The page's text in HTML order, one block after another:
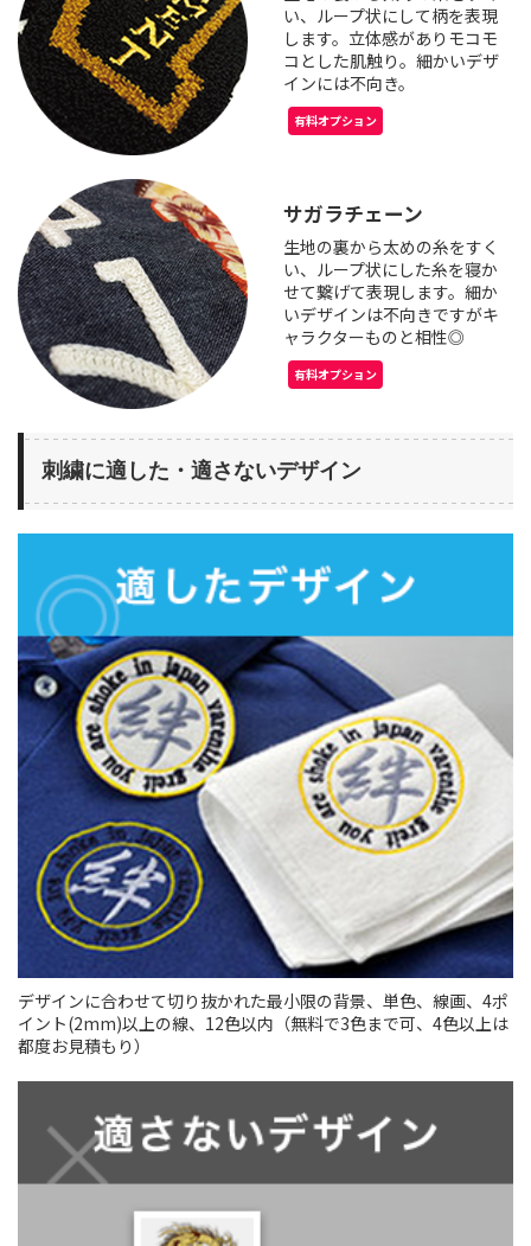
い、ループ状にして柄を表現
します。立体感がありモコモ
コとした肌触り。細かいデザ
インには不向き。
有料オプション
サガラチェーン
生地の裏から太めの糸をすく
い、ループ状にした糸を寝か
せて繋げて表現します。細か
いデザインは不向きですがキ
ャラクターものと相性◎
有料オプション
刺繍に適した・適さないデザイン
デザインに合わせて切り抜かれた最小限の背景、単色、線画、4ポ
イント(2mm)以上の線、12色以内（無料で3色まで可、4色以上は
都度お見積もり）